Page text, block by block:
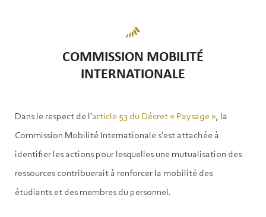
COMMISSION MOBILITÉ
INTERNATIONALE
Dans le respect de l’article 53 du Décret « Paysage », la
Commission Mobilité Internationale s’est attachée à
identifier les actions pour lesquelles une mutualisation des
ressources contribuerait à renforcer la mobilité des
étudiants et des membres du personnel.